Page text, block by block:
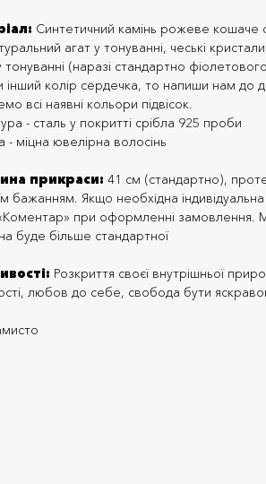
Синтетичний камінь рожеве кошаче
агат у тонуванні, чеські
тонуванні (наразі стандартно
інший колір сердечка, то напиши нам до
всі наявні кольори підвісок.
- сталь у покритті срібла 925 проби
- міцна ювелірна волосінь
прикраси: 41 см (стандартно),
бажанням. Якщо необхідна
при оформленні замовлення.
буде більше стандартної
Розкриття своєї внутрішньої
любов до себе, свобода бути